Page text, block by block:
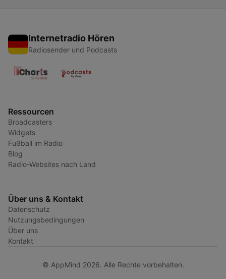
Internetradio Hören
Radiosender und Podcasts
Ressourcen
Broadcasters
Widgets
Fußball im Radio
Blog
Radio-Websites nach Land
Über uns & Kontakt
Datenschutz
Nutzungsbedingungen
Über uns
Kontakt
© AppMind 2026. Alle Rechte vorbehalten.